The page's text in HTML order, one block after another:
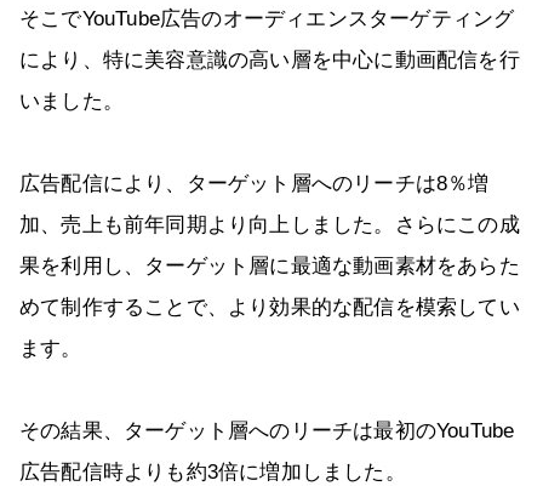
そこでYouTube広告のオーディエンスターゲティング
により、特に美容意識の高い層を中心に動画配信を行
いました。
広告配信により、ターゲット層へのリーチは8％増
加、売上も前年同期より向上しました。さらにこの成
果を利用し、ターゲット層に最適な動画素材をあらた
めて制作することで、より効果的な配信を模索してい
ます。
その結果、ターゲット層へのリーチは最初のYouTube
広告配信時よりも約3倍に増加しました。